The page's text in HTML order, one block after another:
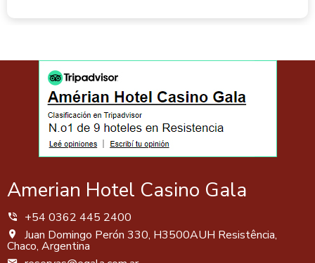
Para tarifas e disponibilidade, entre em contato com
Para reservas, entre em contato comreservas@gala.com.ar
Amerian Hotel Casino Gala
+54 0362 445 2400
Juan Domingo Perón 330, H3500AUH Resistência,
Chaco, Argentina